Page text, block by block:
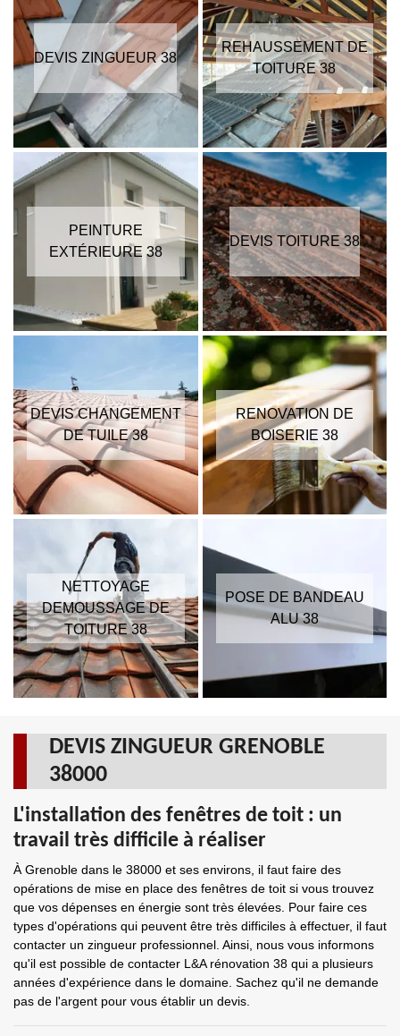
DEVIS ZINGUEUR 38
REHAUSSEMENT DE
TOITURE 38
PEINTURE
EXTÉRIEURE 38
DEVIS TOITURE 38
DEVIS CHANGEMENT
DE TUILE 38
RENOVATION DE
BOISERIE 38
NETTOYAGE
DEMOUSSAGE DE
TOITURE 38
POSE DE BANDEAU
ALU 38
DEVIS ZINGUEUR GRENOBLE
38000
L'installation des fenêtres de toit : un
travail très difficile à réaliser
À Grenoble dans le 38000 et ses environs, il faut faire des
opérations de mise en place des fenêtres de toit si vous trouvez
que vos dépenses en énergie sont très élevées. Pour faire ces
types d'opérations qui peuvent être très difficiles à effectuer, il faut
contacter un zingueur professionnel. Ainsi, nous vous informons
qu'il est possible de contacter L&A rénovation 38 qui a plusieurs
années d'expérience dans le domaine. Sachez qu'il ne demande
pas de l'argent pour vous établir un devis.